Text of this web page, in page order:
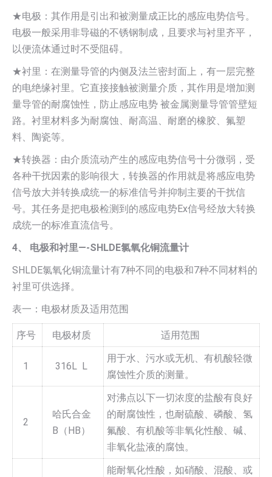
★电极：其作用是引出和被测量成正比的感应电势信号。
电极一般采用非导磁的不锈钢制成，且要求与衬里齐平，
以便流体通过时不受阻碍。
★衬里：在测量导管的内侧及法兰密封面上，有一层完整
的电绝缘衬里。它直接接触被测量介质，其作用是增加测
量导管的耐腐蚀性，防止感应电势 被金属测量导管管壁短
路。衬里材料多为耐腐蚀、耐高温、耐磨的橡胶、氟塑
料、陶瓷等。
★转换器：由介质流动产生的感应电势信号十分微弱，受
各种干扰因素的影响很大，转换器的作用就是将感应电势
信号放大并转换成统一的标准信号并抑制主要的干扰信
号。其任务是把电极检测到的感应电势Ex信号经放大转换
成统一的标准直流信号。
4、 电极和衬里—-SHLDE氯氧化铜流量计
SHLDE氯氧化铜流量计有7种不同的电极和7种不同材料的
衬里可供选择。
表一：电极材质及适用范围
序号 电极材质 适用范围
1 316L L
用于水、污水或无机、有机酸轻微
腐蚀性介质的测量。
2
哈氏合金
B（HB）
对沸点以下一切浓度的盐酸有良好
的耐腐蚀性，也耐硫酸、磷酸、氢
氟酸、有机酸等非氧化性酸、碱、
非氧化盐液的腐蚀。
能耐氧化性酸，如硝酸、混酸、或